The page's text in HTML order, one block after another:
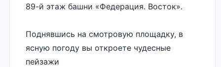
89-й этаж башни «Федерация. Восток».
Поднявшись на смотровую площадку, в
ясную погоду вы откроете чудесные
пейзажи